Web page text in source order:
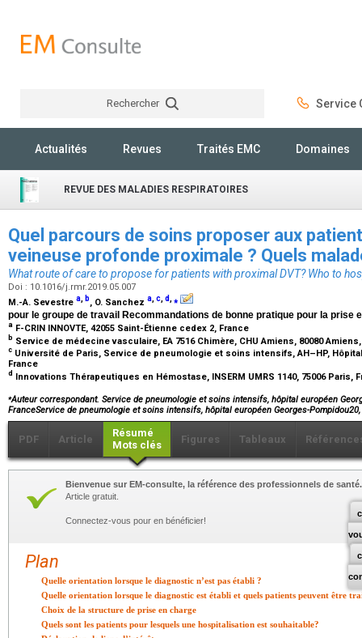
Rechercher Service
Actualités Revues Traités EMC Domaines
REVUE DES MALADIES RESPIRATOIRES
Quel parcours de soins proposer aux
veineuse profonde proximale ? Quels
What route of care to propose for patients with proximal DVT? Who to
Doi : 10.1016/j.rmr.2019.05.007
M.-A. Sevestre a, b, O. Sanchez a,c,d,⁎
pour le groupe de travail Recommandations de bonne pratique pour la prise
a F-CRIN INNOVTE, 42055 Saint-Étienne cedex 2, France
b Service de médecine vasculaire, EA 7516 Chimère, CHU Amiens, 80080
c Université de Paris, Service de pneumologie et soins intensifs, AH–HP,
France
d Innovations Thérapeutiques en Hémostase, INSERM UMRS 1140, 75006 Paris,
⁎Auteur correspondant. Service de pneumologie et soins intensifs, hôpital européen
FranceService de pneumologie et soins intensifs, hôpital européen Georges-
PDF Article
Résumé
Mots clés
Figures Tableaux
Bienvenue sur EM-consulte, la référence des professionnels de santé.
Article gratuit.
Connectez-vous pour en bénéficier!
Plan
Quelle orientation lorsque le diagnostic n’est pas établi ?
Quelle orientation lorsque le diagnostic est établi et quels patients peuvent être
Choix de la structure de prise en charge
Quels sont les patients pour lesquels une hospitalisation est souhaitable?